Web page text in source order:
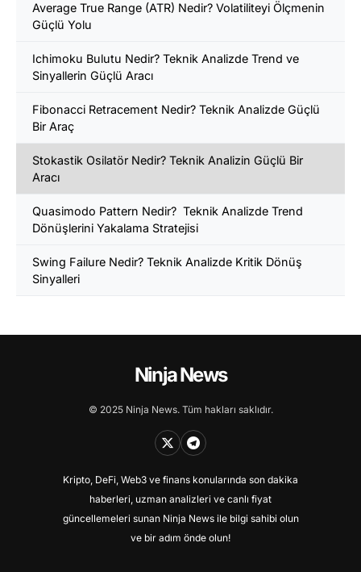
Average True Range (ATR) Nedir? Volatiliteyi Ölçmenin
Güçlü Yolu
Ichimoku Bulutu Nedir? Teknik Analizde Trend ve
Sinyallerin Güçlü Aracı
Fibonacci Retracement Nedir? Teknik Analizde Güçlü
Bir Araç
Stokastik Osilatör Nedir? Teknik Analizin Güçlü Bir
Aracı
Quasimodo Pattern Nedir? Teknik Analizde Trend
Dönüşlerini Yakalama Stratejisi
Swing Failure Nedir? Teknik Analizde Kritik Dönüş
Sinyalleri
Ninja News
© 2025 Ninja News. Tüm hakları saklıdır.
Kripto, DeFi, Web3 ve finans konularında son dakika
haberleri, uzman analizleri ve canlı fiyat
güncellemeleri sunan Ninja News ile bilgi sahibi olun
ve bir adım önde olun!